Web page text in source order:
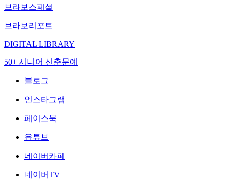
브라보스페셜
브라보리포트
DIGITAL LIBRARY
50+ 시니어 신춘문예
블로그
인스타그램
페이스북
유튜브
네이버카페
네이버TV